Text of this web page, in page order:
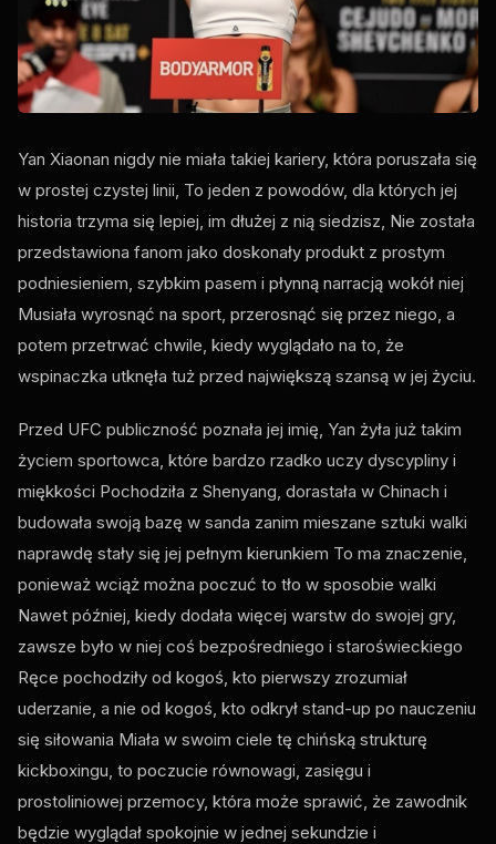
Yan Xiaonan nigdy nie miała takiej kariery, która poruszała się
w prostej czystej linii, To jeden z powodów, dla których jej
historia trzyma się lepiej, im dłużej z nią siedzisz, Nie została
przedstawiona fanom jako doskonały produkt z prostym
podniesieniem, szybkim pasem i płynną narracją wokół niej
Musiała wyrosnąć na sport, przerosnąć się przez niego, a
potem przetrwać chwile, kiedy wyglądało na to, że
wspinaczka utknęła tuż przed największą szansą w jej życiu.
Przed UFC publiczność poznała jej imię, Yan żyła już takim
życiem sportowca, które bardzo rzadko uczy dyscypliny i
miękkości Pochodziła z Shenyang, dorastała w Chinach i
budowała swoją bazę w sanda zanim mieszane sztuki walki
naprawdę stały się jej pełnym kierunkiem To ma znaczenie,
ponieważ wciąż można poczuć to tło w sposobie walki
Nawet później, kiedy dodała więcej warstw do swojej gry,
zawsze było w niej coś bezpośredniego i staroświeckiego
Ręce pochodziły od kogoś, kto pierwszy zrozumiał
uderzanie, a nie od kogoś, kto odkrył stand-up po nauczeniu
się siłowania Miała w swoim ciele tę chińską strukturę
kickboxingu, to poczucie równowagi, zasięgu i
prostoliniowej przemocy, która może sprawić, że zawodnik
będzie wyglądał spokojnie w jednej sekundzie i